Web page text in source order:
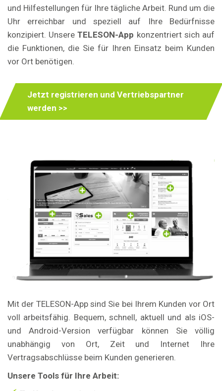
und Hilfestellungen für Ihre tägliche Arbeit. Rund um die
Uhr erreichbar und speziell auf Ihre Bedürfnisse
konzipiert. UnsereTELESON-App konzentriert sich auf
die Funktionen, die Sie für Ihren Einsatz beim Kunden
vor Ort benötigen.
Jetzt registrieren und Vertriebspartner
werden >>
Mit der TELESON-App sind Sie bei Ihrem Kunden vor Ort
voll arbeitsfähig. Bequem, schnell, aktuell und als iOS-
und Android-Version verfügbar können Sie völlig
unabhängig von Ort, Zeit und Internet Ihre
Vertragsabschlüsse beim Kunden generieren.
Unsere Tools für Ihre Arbeit: